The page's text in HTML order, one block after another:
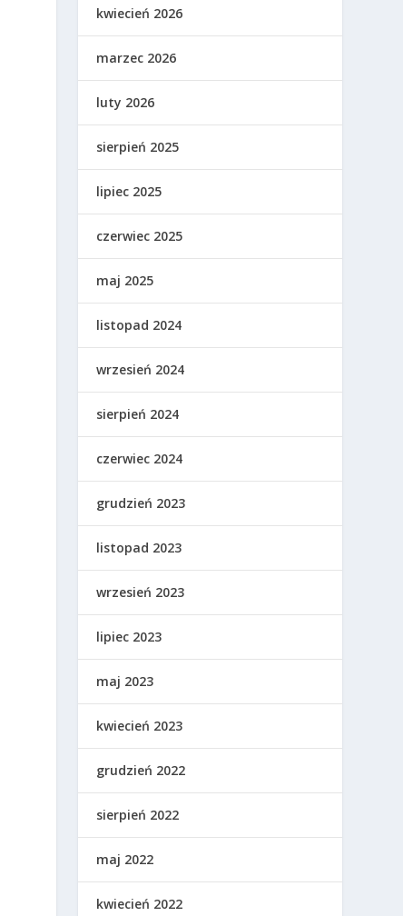
kwiecień 2026
marzec 2026
luty 2026
sierpień 2025
lipiec 2025
czerwiec 2025
maj 2025
listopad 2024
wrzesień 2024
sierpień 2024
czerwiec 2024
grudzień 2023
listopad 2023
wrzesień 2023
lipiec 2023
maj 2023
kwiecień 2023
grudzień 2022
sierpień 2022
maj 2022
kwiecień 2022